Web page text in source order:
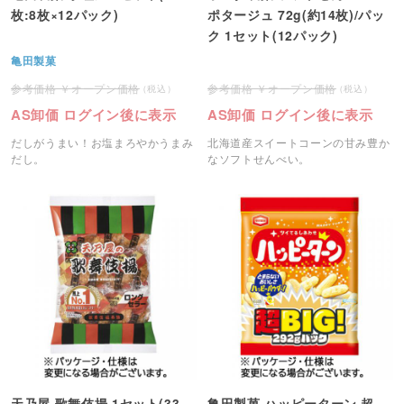
枚:8枚×12パック)
亀田製菓
オープン価格
AS卸価 ログイン後に表示
だしがうまい！お塩まろやかうまみ
だし。
ポタージュ 72g(約14枚)/パッ
ク 1セット(12パック)
オープン価格
AS卸価 ログイン後に表示
北海道産スイートコーンの甘み豊か
なソフトせんべい。